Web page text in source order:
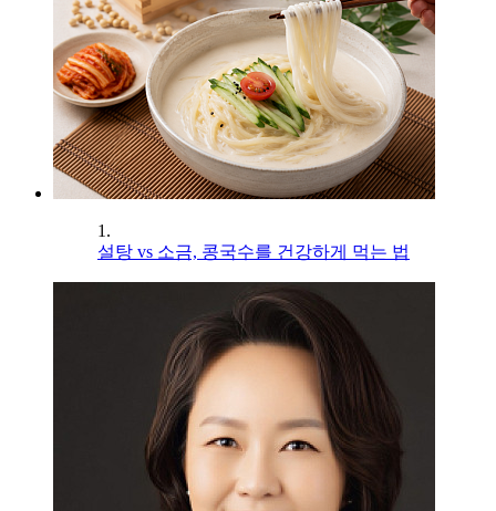
1.
설탕 vs 소금, 콩국수를 건강하게 먹는 법